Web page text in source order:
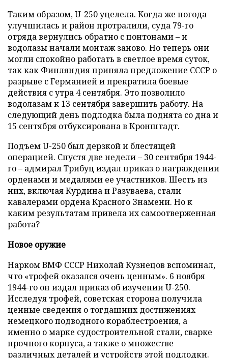
Таким образом, U-250 уцелела. Когда же погода
улучшилась и район протралили, суда 79-го
отряда вернулись обратно с понтонами – и
водолазы начали монтаж заново. Но теперь они
могли спокойно работать в светлое время суток,
так как Финляндия приняла предложение СССР о
разрыве с Германией и прекратила боевые
действия с утра 4 сентября. Это позволило
водолазам к 13 сентября завершить работу. На
следующий день подлодка была поднята со дна и
15 сентября отбуксирована в Кронштадт.
Подъем U-250 был дерзкой и блестящей
операцией. Спустя две недели – 30 сентября 1944-
го – адмирал Трибуц издал приказ о награждении
орденами и медалями ее участников. Шесть из
них, включая Курдина и Разуваева, стали
кавалерами ордена Красного Знамени. Но к
каким результатам привела их самоотверженная
работа?
Новое оружие
Нарком ВМФ СССР Николай Кузнецов вспоминал,
что «трофей оказался очень ценным». 6 ноября
1944-го он издал приказ об изучении U-250.
Исследуя трофей, советская сторона получила
ценные сведения о тогдашних достижениях
немецкого подводного кораблестроения, а
именно о марке судостроительной стали, сварке
прочного корпуса, а также о множестве
различных деталей и устройств этой подлодки.